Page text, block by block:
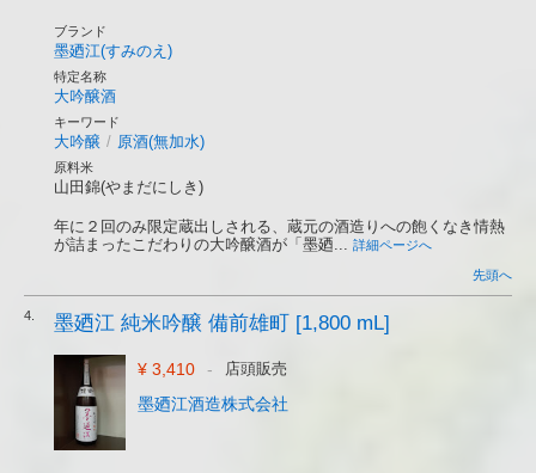
ブランド
墨廼江(すみのえ)
特定名称
大吟醸酒
キーワード
大吟醸 / 原酒(無加水)
原料米
山田錦(やまだにしき)
年に２回のみ限定蔵出しされる、蔵元の酒造りへの飽くなき情熱
が詰まったこだわりの大吟醸酒が「墨廼... 詳細ページへ
先頭へ
4. 墨廼江 純米吟醸 備前雄町 [1,800 mL]
¥ 3,410 - 店頭販売
墨廼江酒造株式会社